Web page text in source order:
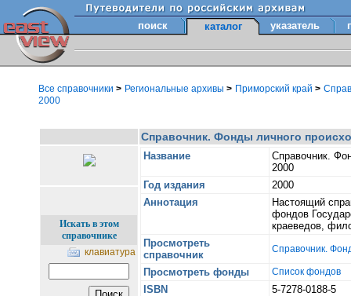
поиск каталог указатель
Все справочники > Региональные архивы > Приморский край >
2000
Справочник. Фонды личного
Название
Справочник.
2000
Год издания
2000
Аннотация
Настоящий
фондов
краеведов,
Просмотреть
справочник
Справочник.
Просмотреть фонды Список фондов
ISBN
5-7278-0188-5
Искать в этом
справочнике
клавиатура